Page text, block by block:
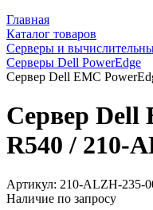
Главная
Каталог товаров
Серверы и
Серверы Dell PowerEdge
Сервер Dell EMC
Сервер Dell
R540 / 210-
Артикул: 210-ALZH-235-
Наличие по запросу